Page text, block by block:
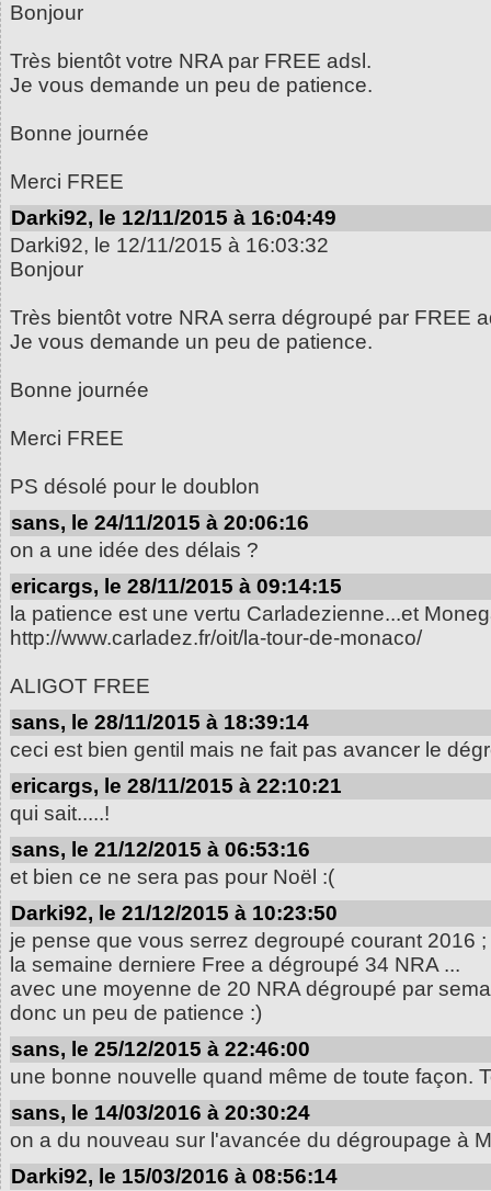
Bonjour
Très bientôt votre NRA par FREE adsl.
Je vous demande un peu de patience.
Bonne journée
Merci FREE
Darki92, le 12/11/2015 à 16:04:49
Darki92, le 12/11/2015 à 16:03:32
Bonjour
Très bientôt votre NRA serra dégroupé par FREE
Je vous demande un peu de patience.
Bonne journée
Merci FREE
PS désolé pour le doublon
sans, le 24/11/2015 à 20:06:16
on a une idée des délais ?
ericargs, le 28/11/2015 à 09:14:15
la patience est une vertu Carladezienne...et
http://www.carladez.fr/oit/la-tour-de-monaco/
ALIGOT FREE
sans, le 28/11/2015 à 18:39:14
ceci est bien gentil mais ne fait pas avancer le
ericargs, le 28/11/2015 à 22:10:21
qui sait.....!
sans, le 21/12/2015 à 06:53:16
et bien ce ne sera pas pour Noël :(
Darki92, le 21/12/2015 à 10:23:50
je pense que vous serrez degroupé courant 2016 ;
la semaine derniere Free a dégroupé 34 NRA ...
avec une moyenne de 20 NRA dégroupé par
donc un peu de patience :)
sans, le 25/12/2015 à 22:46:00
une bonne nouvelle quand même de toute façon.
sans, le 14/03/2016 à 20:30:24
on a du nouveau sur l'avancée du dégroupage à
Darki92, le 15/03/2016 à 08:56:14